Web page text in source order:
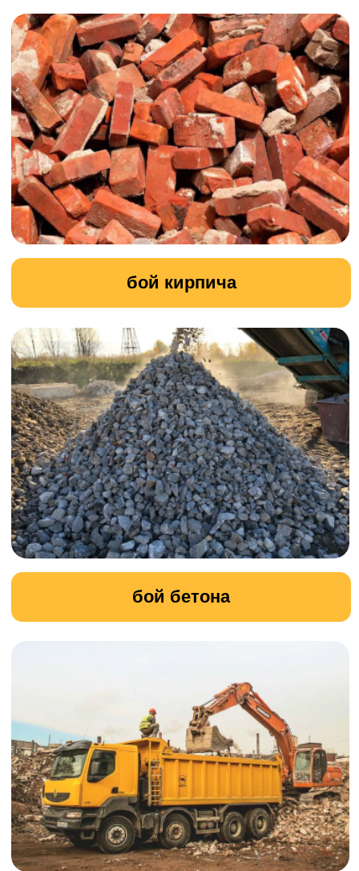
Демонтаж зданий
Земляные работы
Наша компания предлагает
профессиональные услуги по
демонтажу зданий.
Мы обеспечиваем безопасное и
эффективное выполнение работ
любой сложности с использованием
специализированной техники и
оборудования.
Наша компания предлагает
профессиональные услуги по
включая рытьё котлованов, траншей и
канав, а также устройство насыпей и
планировку территорий.
УЗНАТЬ ПОДРОБНОСТИ
УЗНАТЬ ПОДРОБНОСТИ